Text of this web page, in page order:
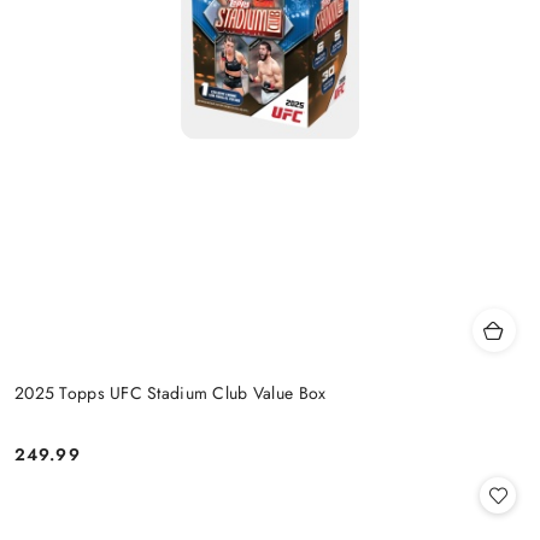
2025 Topps UFC Stadium Club Value Box
Cena:
249.99